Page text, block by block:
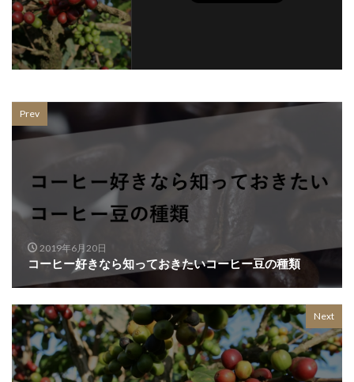
Prev
2019年6月20日
コーヒー好きなら知っておきたいコーヒー豆の種類
Next